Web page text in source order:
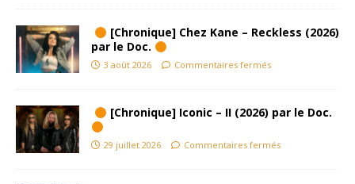
[Chronique] Chez Kane – Reckless (2026)
par le Doc.
3 août 2026 Commentaires fermés
[Chronique] Iconic – II (2026) par le Doc.
29 juillet 2026 Commentaires fermés